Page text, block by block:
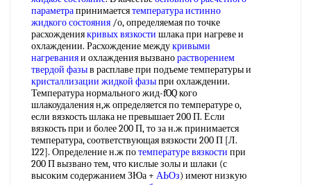
параметрапринимаетсятемпература истинно
жидкого состояния /о, определяемая по точке
расхождениякривых вязкости шлака при нагреве и
охлаждении. Расхождение междукривыми
нагреванияи охлаждения вызванорастворением
твердой фазыв расплаве при подъеме температуры и
кристаллизации жидкой фазыпри охлаждении.
Температура нормального жид-fOQ кого
шлакоудаления н,ж определяется по температуре о,
если вязкость шлака не превышает 200 П. Если
вязкость при и более 200 П, то за н.ж принимается
температура, соответствующая вязкости 200 П [Л.
122]. Определение н.ж потемпературе вязкости при
200 П вызвано тем, что кислые золы и шлаки (с
высоким содержанием ЗЮа + АЬОз) имеют низкую